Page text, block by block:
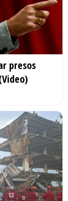
presos